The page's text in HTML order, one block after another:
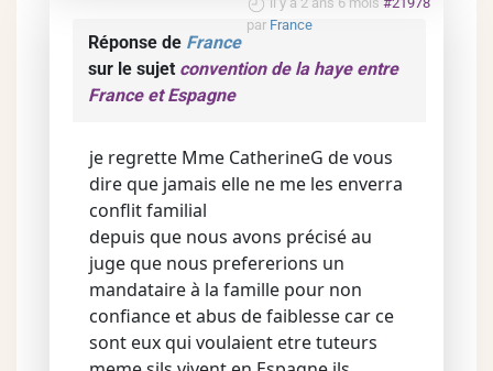
par France
Réponse de France
sur le sujet convention de la haye entre
France et Espagne
je regrette Mme CatherineG de vous
dire que jamais elle ne me les enverra
conflit familial
depuis que nous avons précisé au
juge que nous prefererions un
mandataire à la famille pour non
confiance et abus de faiblesse car ce
sont eux qui voulaient etre tuteurs